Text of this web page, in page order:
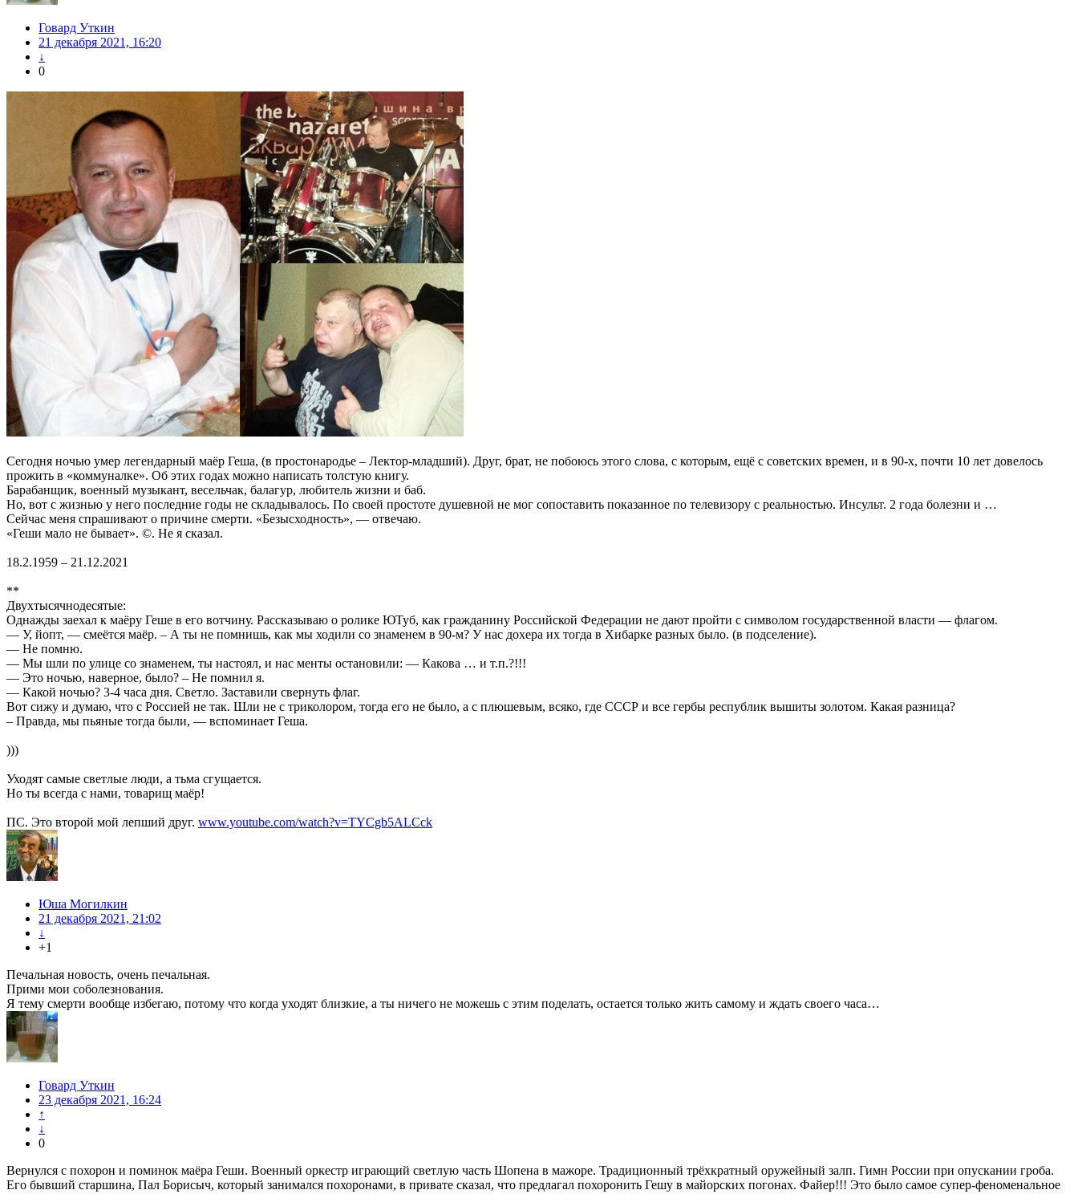
Говард Уткин
21 декабря 2021, 16:20
↓
0
Сегодня ночью умер легендарный маёр Геша, (в простонародье – Лектор-младший). Друг, брат, не побоюсь этого слова, с которым, ещё с советских времен, и в 90-х, почти 10 лет довелось
прожить в «коммуналке». Об этих годах можно написать толстую книгу.
Барабанщик, военный музыкант, весельчак, балагур, любитель жизни и баб.
Но, вот с жизнью у него последние годы не складывалось. По своей простоте душевной не мог сопоставить показанное по телевизору с реальностью. Инсульт. 2 года болезни и …
Сейчас меня спрашивают о причине смерти. «Безысходность», — отвечаю.
«Геши мало не бывает». ©. Не я сказал.
18.2.1959 – 21.12.2021
**
Двухтысячнодесятые:
Однажды заехал к маёру Геше в его вотчину. Рассказываю о ролике ЮТуб, как гражданину Российской Федерации не дают пройти с символом государственной власти — флагом.
— У, йопт, — смеётся маёр. – А ты не помнишь, как мы ходили со знаменем в 90-м? У нас дохера их тогда в Хибарке разных было. (в подселение).
— Не помню.
— Мы шли по улице со знаменем, ты настоял, и нас менты остановили: — Какова … и т.п.?!!!
— Это ночью, наверное, было? – Не помнил я.
— Какой ночью? 3-4 часа дня. Светло. Заставили свернуть флаг.
Вот сижу и думаю, что с Россией не так. Шли не с триколором, тогда его не было, а с плюшевым, всяко, где СССР и все гербы республик вышиты золотом. Какая разница?
– Правда, мы пьяные тогда были, — вспоминает Геша.
)))
Уходят самые светлые люди, а тьма сгущается.
Но ты всегда с нами, товарищ маёр!
ПС. Это второй мой лепший друг. www.youtube.com/watch?v=TYCgb5ALCck
Юша Могилкин
21 декабря 2021, 21:02
↓
+1
Печальная новость, очень печальная.
Прими мои соболезнования.
Я тему смерти вообще избегаю, потому что когда уходят близкие, а ты ничего не можешь с этим поделать, остается только жить самому и ждать своего часа…
Говард Уткин
23 декабря 2021, 16:24
↑
↓
0
Вернулся с похорон и поминок маёра Геши. Военный оркестр играющий светлую часть Шопена в мажоре. Традиционный трёхкратный оружейный залп. Гимн России при опускании гроба.
Его бывший старшина, Пал Борисыч, который занимался похоронами, в привате сказал, что предлагал похоронить Гешу в майорских погонах. Файер!!! Это было самое супер-феноменальное